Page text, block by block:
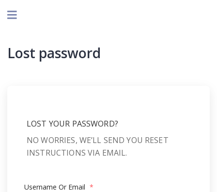
Lost password
LOST YOUR PASSWORD?
NO WORRIES, WE’LL SEND YOU RESET
INSTRUCTIONS VIA EMAIL.
Username Or Email *